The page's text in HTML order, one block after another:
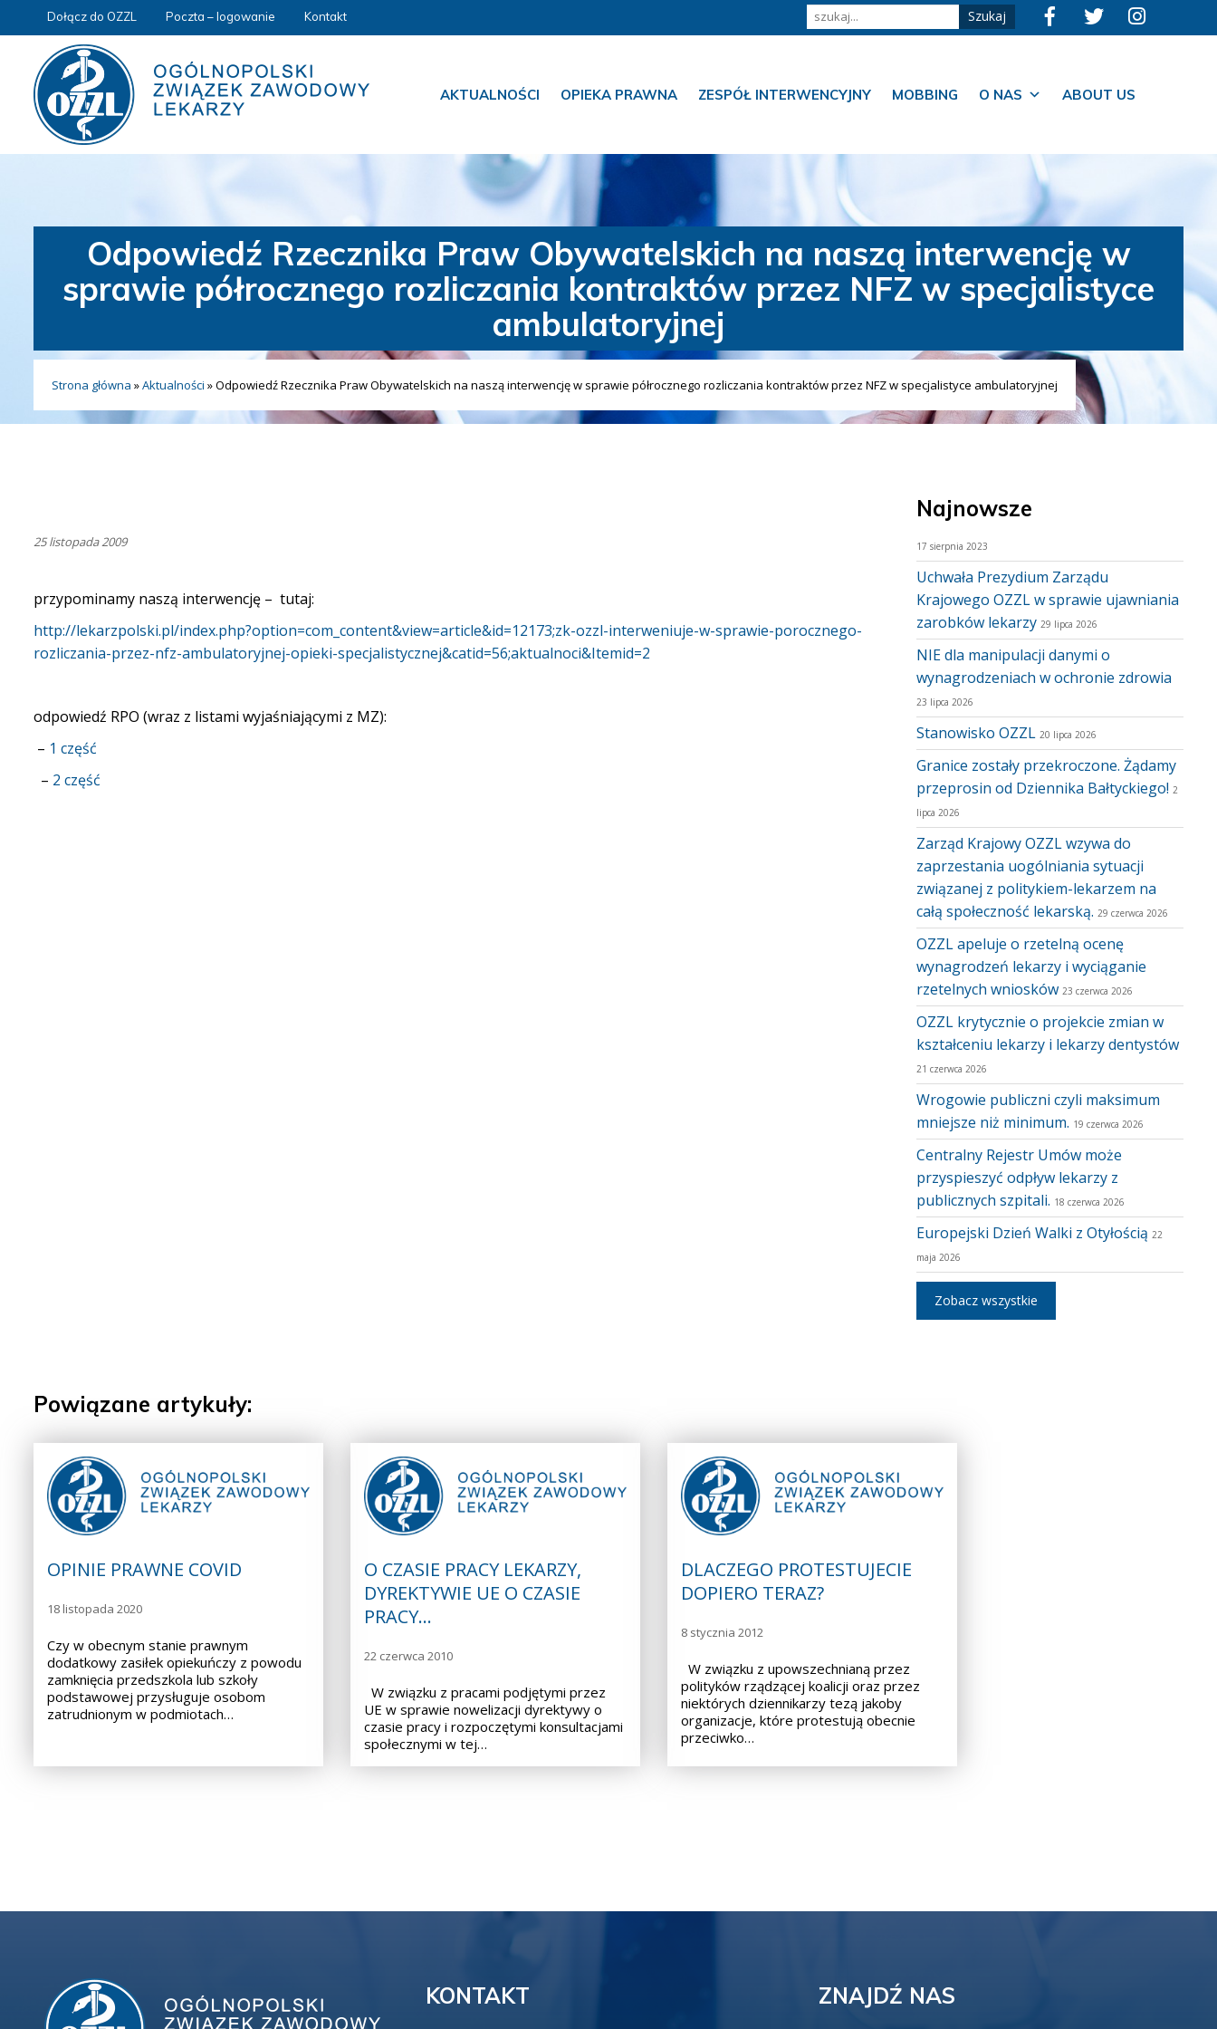
Dołącz do OZZL Poczta – logowanie Kontakt
AKTUALNOŚCI OPIEKA PRAWNA ZESPÓŁ INTERWENCYJNY MOBBING O NAS ABOUT US
Odpowiedź Rzecznika Praw Obywatelskich na naszą interwencję w
sprawie półrocznego rozliczania kontraktów przez NFZ w specjalistyce
ambulatoryjnej
Strona główna »Aktualności »Odpowiedź Rzecznika Praw Obywatelskich na naszą interwencję w sprawie półrocznego rozliczania kontraktów przez NFZ w specjalistyce ambulatoryjnej
25 listopada 2009
przypominamy naszą interwencję – tutaj:
http://lekarzpolski.pl/index.php?option=com_content&view=article&id=12173;zk-ozzl-interweniuje-w-sprawie-porocznego-
rozliczania-przez-nfz-ambulatoryjnej-opieki-specjalistycznej&catid=56;aktualnoci&Itemid=2
odpowiedź RPO (wraz z listami wyjaśniającymi z MZ):
– 1 część
– 2 część
Najnowsze
17 sierpnia 2023
Uchwała Prezydium Zarządu
Krajowego OZZL w sprawie ujawniania
zarobków lekarzy 29 lipca 2026
NIE dla manipulacji danymi o
wynagrodzeniach w ochronie zdrowia
23 lipca 2026
Stanowisko OZZL 20 lipca 2026
Granice zostały przekroczone. Żądamy
przeprosin od Dziennika Bałtyckiego! 2
lipca 2026
Zarząd Krajowy OZZL wzywa do
zaprzestania uogólniania sytuacji
związanej z politykiem-lekarzem na
całą społeczność lekarską. 29 czerwca 2026
OZZL apeluje o rzetelną ocenę
wynagrodzeń lekarzy i wyciąganie
rzetelnych wniosków 23 czerwca 2026
OZZL krytycznie o projekcie zmian w
kształceniu lekarzy i lekarzy dentystów
21 czerwca 2026
Wrogowie publiczni czyli maksimum
mniejsze niż minimum. 19 czerwca 2026
Centralny Rejestr Umów może
przyspieszyć odpływ lekarzy z
publicznych szpitali. 18 czerwca 2026
Europejski Dzień Walki z Otyłością 22
maja 2026
Zobacz wszystkie
Powiązane artykuły:
OPINIE PRAWNE COVID
18 listopada 2020
Czy w obecnym stanie prawnym
dodatkowy zasiłek opiekuńczy z powodu
zamknięcia przedszkola lub szkoły
podstawowej przysługuje osobom
zatrudnionym w podmiotach…
O CZASIE PRACY LEKARZY,
DYREKTYWIE UE O CZASIE
PRACY…
22 czerwca 2010
W związku z pracami podjętymi przez
UE w sprawie nowelizacji dyrektywy o
czasie pracy i rozpoczętymi konsultacjami
społecznymi w tej…
DLACZEGO PROTESTUJECIE
DOPIERO TERAZ?
8 stycznia 2012
W związku z upowszechnianą przez
polityków rządzącej koalicji oraz przez
niektórych dziennikarzy tezą jakoby
organizacje, które protestują obecnie
przeciwko…
KONTAKT ZNAJDŹ NAS